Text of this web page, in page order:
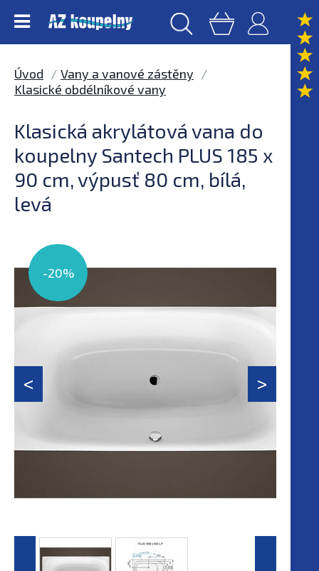
Úvod
Vany a vanové zástěny
Klasické obdélníkové vany
Klasická akrylátová vana do
koupelny Santech PLUS 185 x
90 cm, výpusť 80 cm, bílá,
levá
-20%